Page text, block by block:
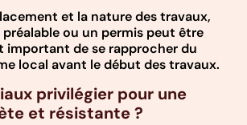
et la nature des travaux,
ou un permis peut être
important de se rapprocher du
local avant le début des travaux.
privilégier pour une
et résistante ?